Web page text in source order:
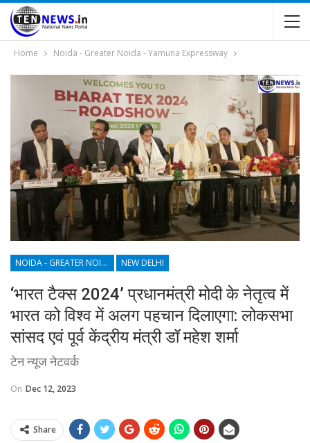
Home Noida - Greater Noida - Yamuna Expressway
NOIDA - GREATER NOIDA - YAMUNA EXPRESSWAY NEW DELHI
‘भारत टैक्स 2024’ प्रधानमंत्री मोदी के नेतृत्व में
भारत को विश्व में अलग पहचान दिलाएगा: लोकसभा
सांसद एवं पूर्व केंद्रीय मंत्री डॉ महेश शर्मा
टेन न्यूज नेटवर्क
On Dec 12, 2023
Share